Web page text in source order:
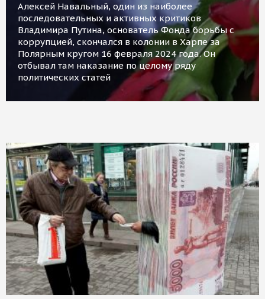
Алексей Навальный, один из наиболее
последовательных и активных критиков
Владимира Путина, основатель Фонда борьбы с
коррупцией, скончался в колонии в Харпе за
Полярным кругом 16 февраля 2024 года. Он
отбывал там наказание по целому ряду
политических статей